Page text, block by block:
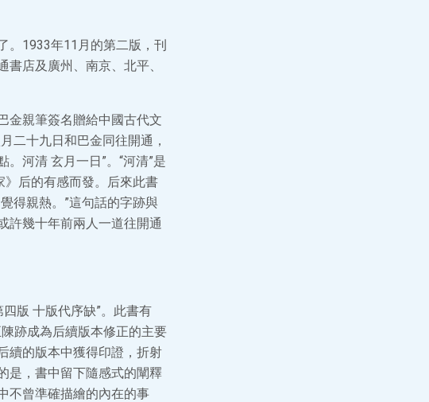
。1933年11月的第二版，刊
店及廣州、南京、北平、
金親筆簽名贈給中國古代文
二十九日和巴金同往開通，
河清 玄月一日”。“河清”是
》后的有感而發。后來此書
得親熱。”這句話的字跡與
許幾十年前兩人一道往開通
版 十版代序缺”。此書有
跡成為后續版本修正的主要
續的版本中獲得印證，折射
是，書中留下隨感式的闡釋
不曾準確描繪的內在的事